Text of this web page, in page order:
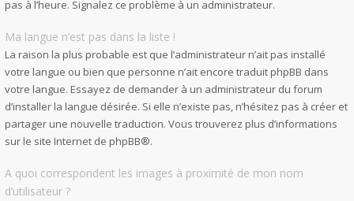
pas à l’heure. Signalez ce problème à un administrateur.
Ma langue n’est pas dans la liste !
La raison la plus probable est que l’administrateur n’ait pas installé
votre langue ou bien que personne n’ait encore traduit phpBB dans
votre langue. Essayez de demander à un administrateur du forum
d’installer la langue désirée. Si elle n’existe pas, n’hésitez pas à créer et
partager une nouvelle traduction. Vous trouverez plus d’informations
sur le site Internet de phpBB®.
A quoi correspondent les images à proximité de mon nom
d’utilisateur ?